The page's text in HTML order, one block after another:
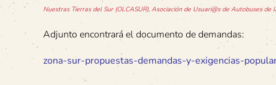
Nuestras Tierras del Sur (OLCASUR), Asociación de Usuari@s de Autobuses
Adjunto encontrará el documento de demandas:
zona-sur-propuestas-demandas-y-exigencias-